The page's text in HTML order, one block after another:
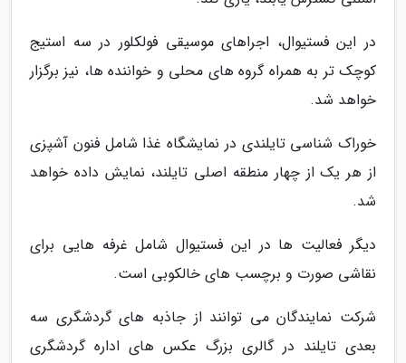
در این فستیوال، اجراهای موسیقی فولکلور در سه استیج
کوچک تر به همراه گروه های محلی و خواننده ها، نیز برگزار
خواهد شد.
خوراک شناسی تایلندی در نمایشگاه غذا شامل فنون آشپزی
از هر یک از چهار منطقه اصلی تایلند، نمایش داده خواهد
شد.
دیگر فعالیت ها در این فستیوال شامل غرفه هایی برای
نقاشی صورت و برچسب های خالکوبی است.
شرکت نمایندگان می توانند از جاذبه های گردشگری سه
بعدی تایلند در گالری بزرگ عکس های اداره گردشگری